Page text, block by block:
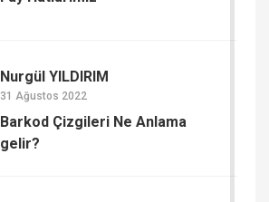
Nurgül YILDIRIM
31 Ağustos 2022
Barkod Çizgileri Ne Anlama
gelir?